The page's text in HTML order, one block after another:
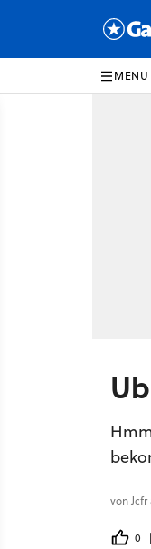
MENU
von Jcfr
0